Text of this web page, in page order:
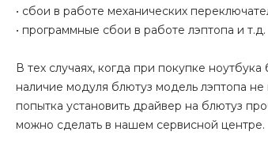
• сбои в работе механических
• программные сбои в работе лэптопа и т.д.
В тех случаях, когда при покупке
наличие модуля блютуз модель лэптопа
попытка установить драйвер на блютуз
можно сделать в нашем сервисной центре.